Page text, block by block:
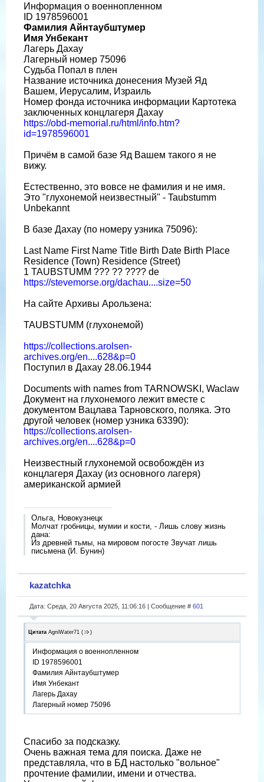
Информация о военнопленном
ID 1978596001
Фамилия Айнтаубштумер
Имя Унбекант
Лагерь Дахау
Лагерный номер 75096
Судьба Попал в плен
Название источника донесения Музей Яд
Вашем, Иерусалим, Израиль
Номер фонда источника информации Картотека
заключенных концлагеря Дахау
https://obd-memorial.ru/html/info.htm?
id=1978596001
Причём в самой базе Яд Вашем такого я не
вижу.
Естественно, это вовсе не фамилия и не имя.
Это "глухонемой неизвестный" - Taubstumm
Unbekannt
В базе Дахау (по номеру узника 75096):
Last Name First Name Title Birth Date Birth Place
Residence (Town) Residence (Street)
1 TAUBSTUMM ??? ?? ???? de
https://stevemorse.org/dachau....size=50
На сайте Архивы Арользена:
TAUBSTUMM (глухонемой)
https://collections.arolsen-
archives.org/en....628&p=0
Поступил в Дахау 28.06.1944
Documents with names from TARNOWSKI, Waclaw
Документ на глухонемого лежит вместе с
документом Вацлава Тарновского, поляка. Это
другой человек (номер узника 63390):
https://collections.arolsen-
archives.org/en....628&p=0
Неизвестный глухонемой освобождён из
концлагеря Дахау (из основного лагеря)
американской армией
Ольга, Новокузнецк
Молчат гробницы, мумии и кости, - Лишь слову жизнь
дана:
Из древней тьмы, на мировом погосте Звучат лишь
письмена (И. Бунин)
kazatchka
Дата: Среда, 20 Августа 2025, 11:06:16 | Сообщение # 601
Цитата AgniWater71 ( )
Информация о военнопленном
ID 1978596001
Фамилия Айнтаубштумер
Имя Унбекант
Лагерь Дахау
Лагерный номер 75096
Спасибо за подсказку.
Очень важная тема для поиска. Даже не
представляла, что в БД настолько "вольное"
прочтение фамилии, имени и отчества.